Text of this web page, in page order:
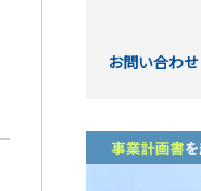
お問い合わせ